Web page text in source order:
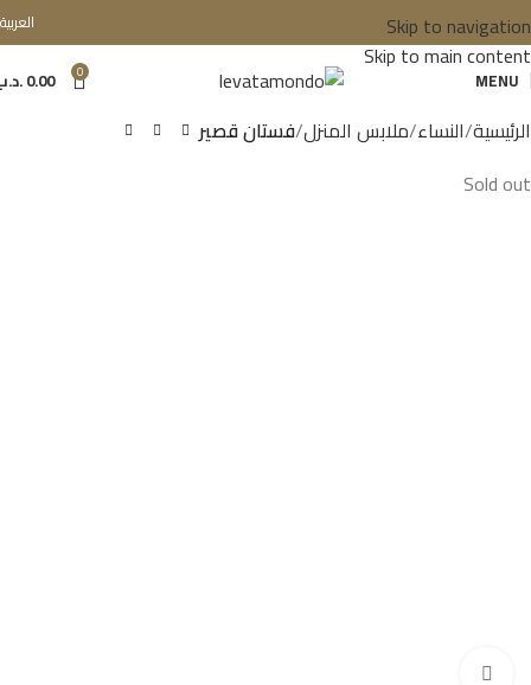
Skip to navigation
Skip to main content
العربية
MENU
0
0.00
الرئيسية النساء ملابس المنزل فستان قصير
Sold out